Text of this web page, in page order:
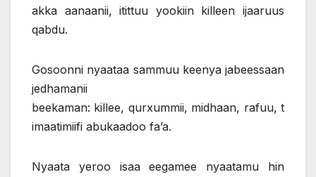
akka aanaanii, itittuu yookiin killeen ijaaruus
qabdu.
Gosoonni nyaataa sammuu keenya jabeessaan
jedhamanii
beekaman: killee, qurxummii, midhaan, rafuu, t
imaatimiifi abukaadoo fa’a.
Nyaata yeroo isaa eegamee nyaatamu hin